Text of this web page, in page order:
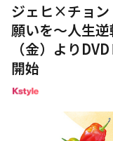
ジェヒ×チョン
願いを～人生
（金）より
開始